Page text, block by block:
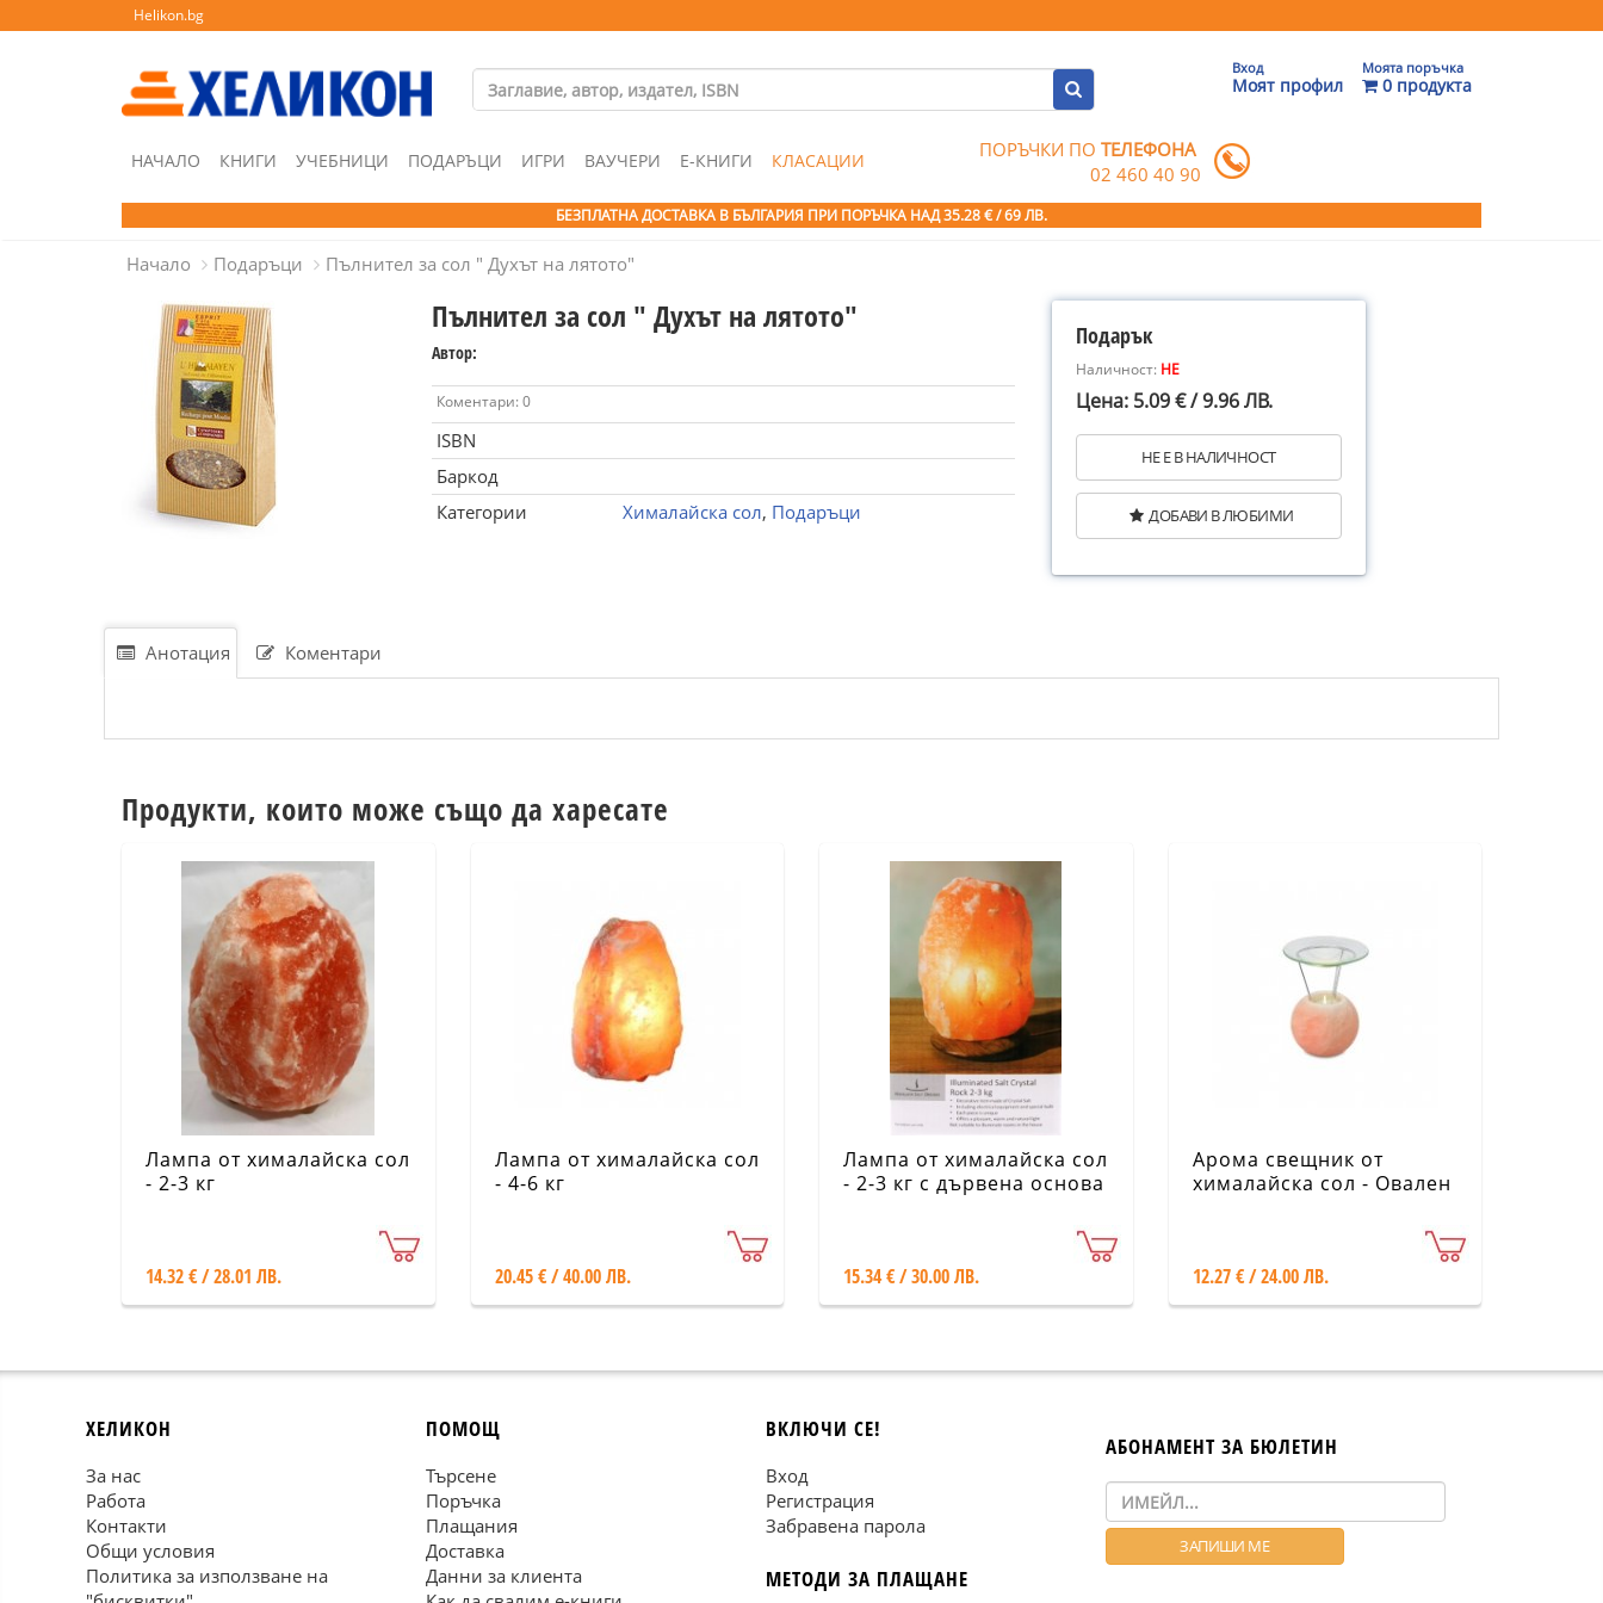
Helikon.bg
Вход
Моят профил
Моята поръчка
0 продукта
НАЧАЛО КНИГИ УЧЕБНИЦИ ПОДАРЪЦИ ИГРИ ВАУЧЕРИ Е-КНИГИ КЛАСАЦИИ ПОРЪЧКИ ПОТЕЛЕФОНА
02 460 40 90
БЕЗПЛАТНА ДОСТАВКА В БЪЛГАРИЯ ПРИ ПОРЪЧКА НАД 35.28 € / 69 ЛВ.
Начало Подаръци Пълнител за сол " Духът на лятото"
Пълнител за сол " Духът на лятото"
Автор:
Коментари: 0
ISBN
Баркод
Категории
Хималайска сол, Подаръци
Подарък
Наличност: НЕ
Цена: 5.09 € / 9.96 ЛВ.
НЕ Е В НАЛИЧНОСТ
ДОБАВИ В ЛЮБИМИ
Анотация Коментари
Продукти, които може също да харесате
Лампа от хималайска сол
- 2-3 кг
14.32 € / 28.01 ЛВ.
Лампа от хималайска сол
- 4-6 кг
20.45 € / 40.00 ЛВ.
Лампа от хималайска сол
- 2-3 кг с дървена основа
15.34 € / 30.00 ЛВ.
Арома свещник от
хималайска сол - Овален
12.27 € / 24.00 ЛВ.
ХЕЛИКОН
За нас
Работа
Контакти
Общи условия
Политика за използване на
ПОМОЩ
Търсене
Поръчка
Плащания
Доставка
Данни за клиента
ВКЛЮЧИ СЕ!
Вход
Регистрация
Забравена парола
МЕТОДИ ЗА ПЛАЩАНЕ
АБОНАМЕНТ ЗА БЮЛЕТИН